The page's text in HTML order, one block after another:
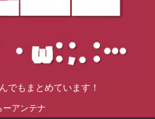
でもまとめています！
ーアンテナ